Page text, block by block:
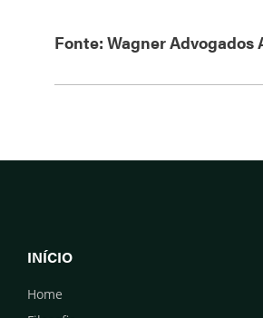
Fonte: Wagner Advogados
INÍCIO
Home